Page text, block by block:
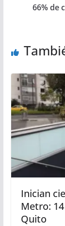
66% de
Inician
Metro:
Quito